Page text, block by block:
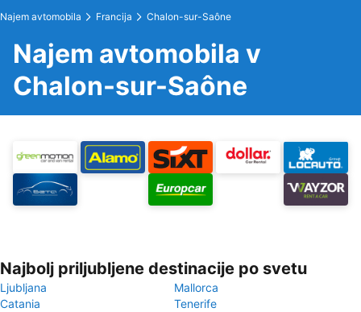
Najem avtomobila Francija Chalon-sur-Saône
Najem avtomobila v
Chalon-sur-Saône
Najbolj priljubljene destinacije po svetu
Ljubljana
Mallorca
Catania
Tenerife